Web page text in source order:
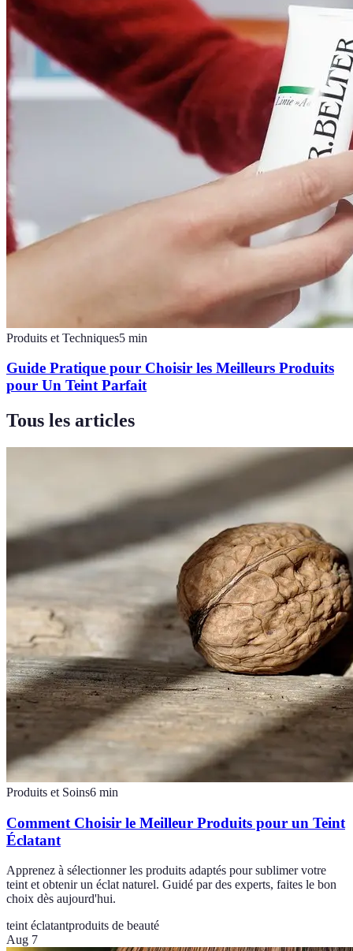
Produits et Techniques5 min
Guide Pratique pour Choisir les Meilleurs Produits
pour Un Teint Parfait
Tous les articles
Produits et Soins6 min
Comment Choisir le Meilleur Produits pour un Teint
Éclatant
Apprenez à sélectionner les produits adaptés pour sublimer votre
teint et obtenir un éclat naturel. Guidé par des experts, faites le bon
choix dès aujourd'hui.
teint éclatantproduits de beauté
Aug 7